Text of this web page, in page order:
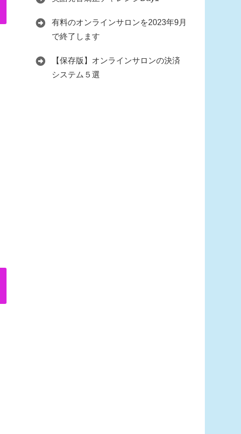
有料のオンラインサロンを2023年9月
で終了します
【保存版】オンラインサロンの決済
システム５選